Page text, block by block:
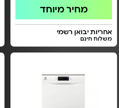
מחיר מיוחד
אחריות יבואן רשמי
משלוח חינם